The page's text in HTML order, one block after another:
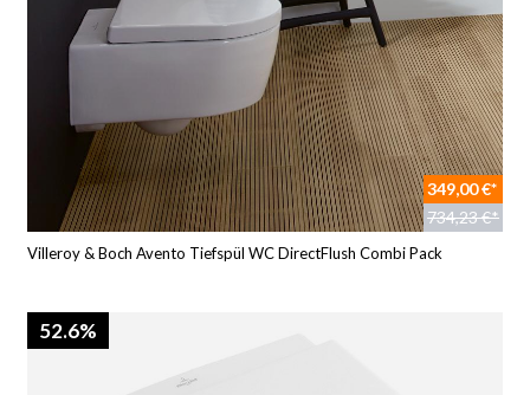
349,00 €*
734,23 €*
Villeroy & Boch Avento Tiefspül WC DirectFlush Combi Pack
52.6%